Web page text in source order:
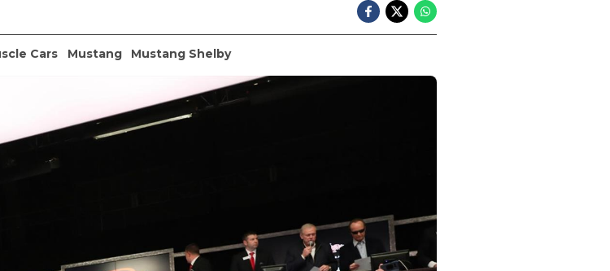
Cars Mustang Mustang Shelby